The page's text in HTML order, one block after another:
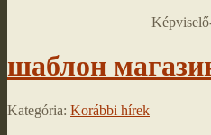
шаблон
Kategória: Korábbi hírek